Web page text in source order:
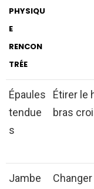
PHYSIQU
E
RENCON
TRÉE
Épaules
tendue
s
Étirer le
bras
Jambe